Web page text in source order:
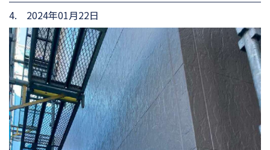
4. 2024年01月22日